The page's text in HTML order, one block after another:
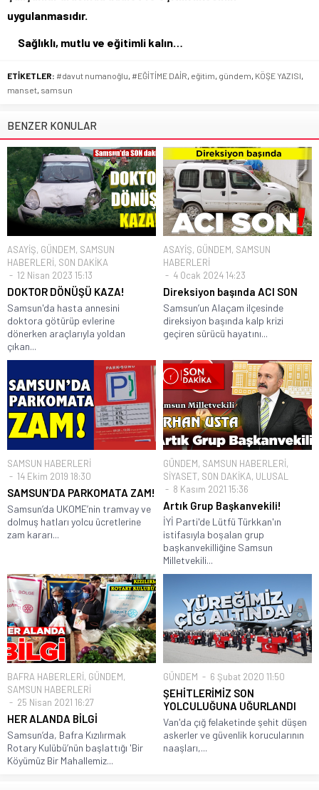
uygulanmasıdır.
Sağlıklı, mutlu ve eğitimli kalın…
ETİKETLER: #davut numanoğlu #EĞİTİME DAİR eğitim gündem KÖŞE YAZISI
manset samsun
BENZER KONULAR
ASAYİŞ, GÜNDEM, SAMSUN
HABERLERİ, SON DAKİKA
12 Nisan 2023 15:13
DOKTOR DÖNÜŞÜ KAZA!
Samsun'da hasta annesini
doktora götürüp evlerine
dönerken araçlarıyla yoldan
çıkan...
ASAYİŞ, GÜNDEM, SAMSUN
HABERLERİ
4 Ocak 2024 14:23
Direksiyon başında ACI SON
Samsun’un Alaçam ilçesinde
direksiyon başında kalp krizi
geçiren sürücü hayatını...
SAMSUN HABERLERİ
14 Ekim 2019 18:30
SAMSUN’DA PARKOMATA ZAM!
Samsun’da UKOME’nin tramvay ve
dolmuş hatları yolcu ücretlerine
zam kararı...
GÜNDEM, SAMSUN HABERLERİ,
SİYASET, SON DAKİKA, ULUSAL
8 Kasım 2021 15:36
Artık Grup Başkanvekili!
İYİ Parti'de Lütfü Türkkan'ın
istifasıyla boşalan grup
başkanvekilliğine Samsun
Milletvekili...
BAFRA HABERLERİ, GÜNDEM,
SAMSUN HABERLERİ
25 Nisan 2021 16:27
HER ALANDA BİLGİ
Samsun’da, Bafra Kızılırmak
Rotary Kulübü’nün başlattığı 'Bir
Köyümüz Bir Mahallemiz...
GÜNDEM 6 Şubat 2020 11:50
ŞEHİTLERİMİZ SON
YOLCULUĞUNA UĞURLANDI
Van'da çığ felaketinde şehit düşen
askerler ve güvenlik korucularının
naaşları,...